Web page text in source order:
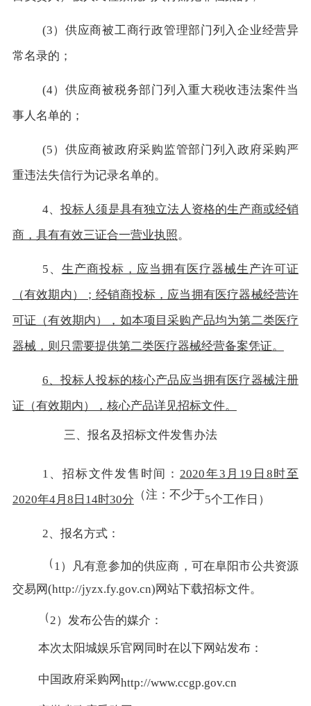
(3）供应商被工商行政管理部门列入企业经营异
常名录的；
(4）供应商被税务部门列入重大税收违法案件当
事人名单的；
(5）供应商被政府采购监管部门列入政府采购严
重违法失信行为记录名单的。
4、 投标人须是具有独立法人资格的生产商或经销
商，具有有效三证合一营业执照 。
5、 生产商投标，应当拥有医疗器械生产许可证
（有效期内）；经销商投标，应当拥有医疗器械经营许
可证（有效期内），如本项目采购产品均为第二类医疗
器械，则只需要提供第二类医疗器械经营备案凭证。
6、投标人投标的核心产品应当拥有医疗器械注册
证（有效期内），核心产品详见招标文件。
三、报名及招标文件发售办法
1、招标文件发售时间： 2020年3月19日8时至
2020年4月8日14时30分 （注：不少于5个工作日）
2、报名方式：
（1）凡有意参加的供应商，可在阜阳市公共资源
交易网(http://jyzx.fy.gov.cn)网站下载招标文件。
（2）发布公告的媒介：
本次太阳城娱乐官网同时在以下网站发布：
中国政府采购网http://www.ccgp.gov.cn